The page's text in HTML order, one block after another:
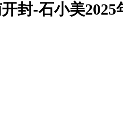
封-石小美2025